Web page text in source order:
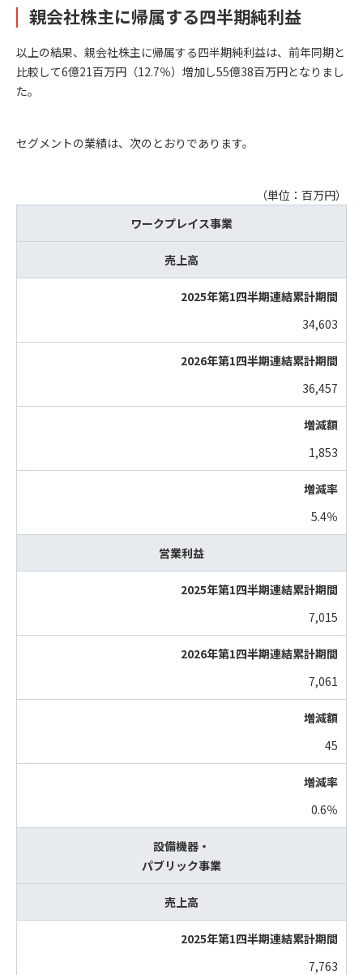
親会社株主に帰属する四半期純利益
以上の結果、親会社株主に帰属する四半期純利益は、前年同期と
比較して6億21百万円（12.7％）増加し55億38百万円となりまし
た。
セグメントの業績は、次のとおりであります。
（単位：百万円）
ワークプレイス事業
売上高
34,603
36,457
1,853
5.4％
営業利益
7,015
7,061
45
0.6％
設備機器・
パブリック事業
売上高
7,763